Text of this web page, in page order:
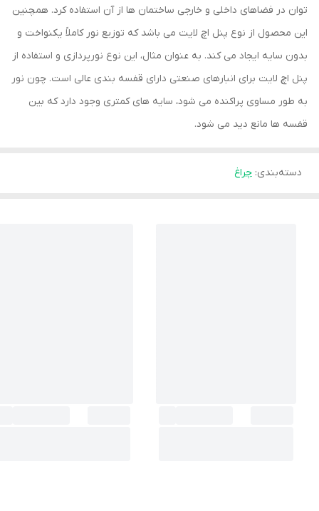
توان در فضاهای داخلی و خارجی ساختمان ها از آن استفاده کرد. همچنین
این محصول از نوع پنل اچ لایت می باشد که توزیع نور کاملاً یکنواخت و
بدون سایه ایجاد می کند. به عنوان مثال، این نوع نورپردازی و استفاده از
پنل اچ لایت برای انبارهای صنعتی دارای قفسه بندی عالی است. چون نور
به طور مساوی پراکنده می شود، سایه های کمتری وجود دارد که بین
قفسه ها مانع دید می شود.
دسته‌بندی: چراغ